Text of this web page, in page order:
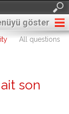
göster
All questions
son